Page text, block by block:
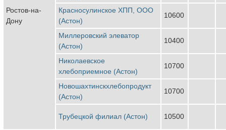
Ростов-на-
Дону
Красносулинское ХПП, ООО
(Астон)
10600
Миллеровский элеватор
(Астон)
10400
Николаевское
хлебоприемное (Астон)
10700
Новошахтинскхлебопродукт
(Астон)
10700
Трубецкой филиал (Астон) 10500